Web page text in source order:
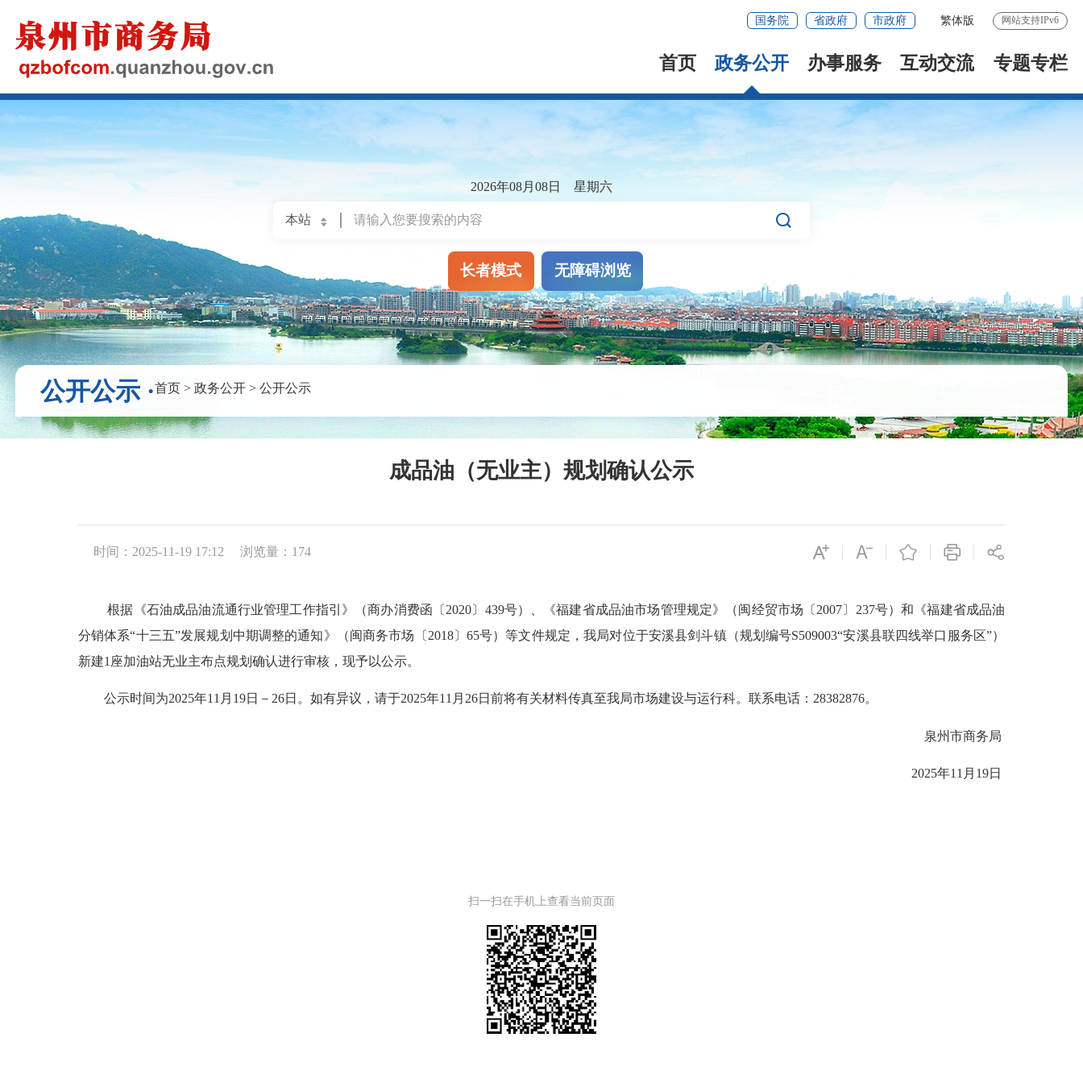
国务院 省政府 市政府 繁体版 网站支持IPv6
首页 政务公开 办事服务 互动交流 专题专栏
2026年08月08日 星期六
长者模式 无障碍浏览
公开公示 ·首页 >政务公开 >公开公示
成品油（无业主）规划确认公示
时间：2025-11-19 17:12 浏览量： 174
根据《石油成品油流通行业管理工作指引》（商办消费函〔2020〕439号）、《福建省成品油市场管理规定》（闽经贸市场〔2007〕237号）和《福建省成品油
分销体系“十三五”发展规划中期调整的通知》（闽商务市场〔2018〕65号）等文件规定，我局对位于安溪县剑斗镇（规划编号S509003“安溪县联四线举口服务区”）
新建1座加油站无业主布点规划确认进行审核，现予以公示。
公示时间为2025年11月19日－26日。如有异议，请于2025年11月26日前将有关材料传真至我局市场建设与运行科。联系电话：28382876。
泉州市商务局
2025年11月19日
扫一扫在手机上查看当前页面